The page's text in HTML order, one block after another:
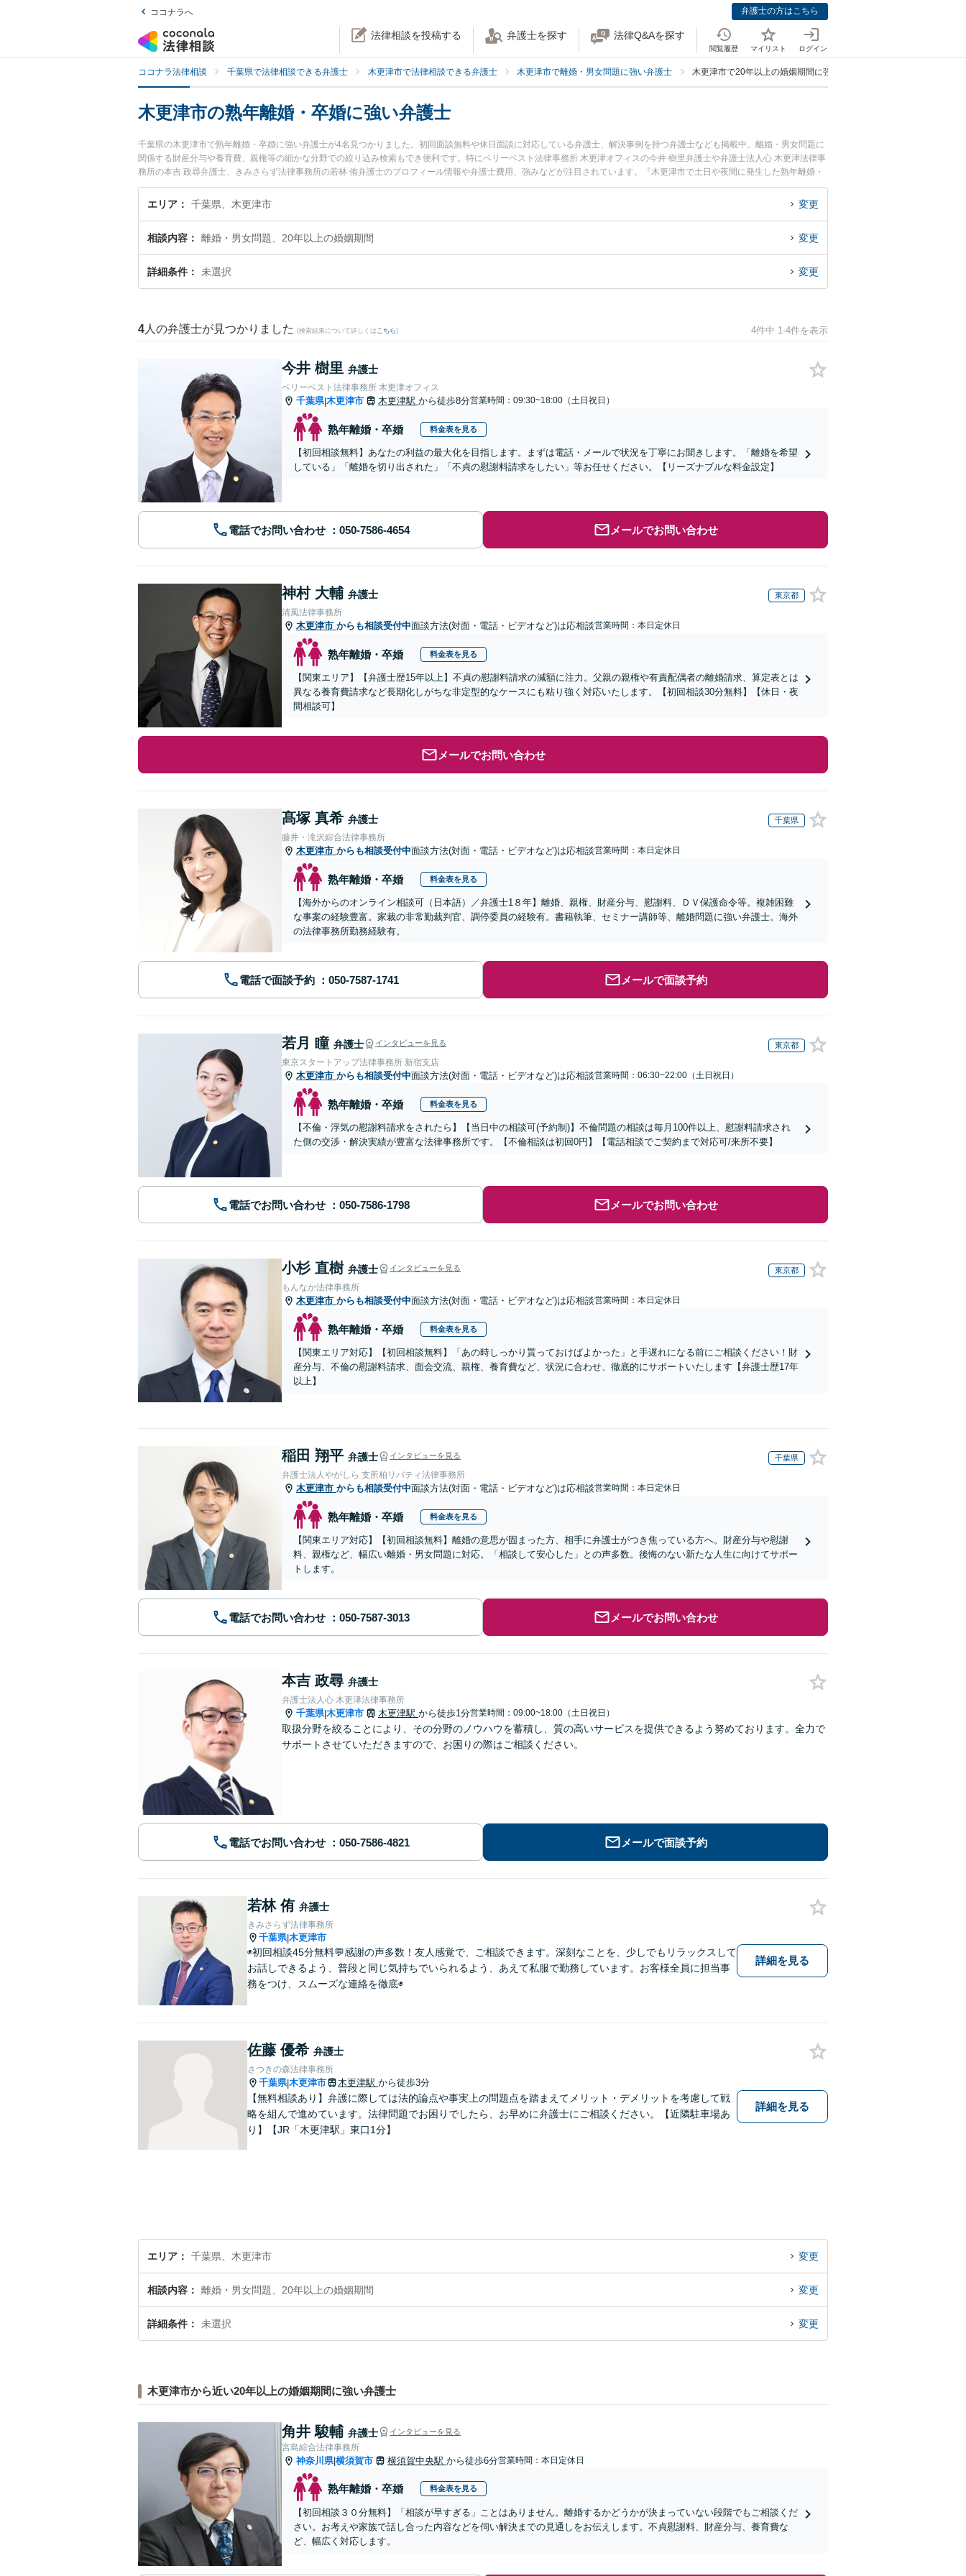
ココナラへ 弁護士の方はこちら
法律相談を投稿する 弁護士を探す 法律Q&Aを探す
閲覧履歴 マイリスト ログイン
ココナラ法律相談 千葉県で法律相談できる弁護士 木更津市で法律相談できる弁護士 木更津市で離婚・男女問題に強い弁護士 木更津市で20年以上の婚姻期間に強い弁護士
木更津市の熟年離婚・卒婚に強い弁護士
千葉県の木更津市で熟年離婚・卒婚に強い弁護士が4名見つかりました。初回面談無料や休日面談に対応している弁護士、解決事例を持つ弁護士なども掲載中。離婚・男女問題に
関係する財産分与や養育費、親権等の細かな分野での絞り込み検索もでき便利です。特にベリーベスト法律事務所 木更津オフィスの今井 樹里弁護士や弁護士法人心 木更津法律事
務所の本吉 政尋弁護士、きみさらず法律事務所の若林 侑弁護士のプロフィール情報や弁護士費用、強みなどが注目されています。『木更津市で土日や夜間に発生した熟年離婚・
卒婚のトラブルを今すぐに弁護士に相談したい』『熟年離婚・卒婚のトラブル解決の実績豊富な近くの弁護士を検索したい』『初回相談無料で熟年離婚・卒婚を法律相談できる木
更津市内の弁護士に相談予約したい』などでお困りの相談者さんにおすすめです。
エリア 千葉県、木更津市 変更
相談内容 離婚・男女問題、20年以上の婚姻期間 変更
詳細条件 未選択 変更
4 人の弁護士が見つかりました (検索結果について詳しくは こちら) 4件中 1-4件を表示
今井 樹里 弁護士
ベリーベスト法律事務所 木更津オフィス
千葉県|木更津市 木更津駅 から徒歩8分営業時間：09:30~18:00（土日祝日）
熟年離婚・卒婚 料金表を見る
【初回相談無料】あなたの利益の最大化を目指します。まずは電話・メールで状況を丁寧にお聞きします。「離婚を希望
している」「離婚を切り出された」「不貞の慰謝料請求をしたい」等お任せください。【リーズナブルな料金設定】
電話でお問い合わせ メールでお問い合わせ
神村 大輔 弁護士 東京都
清風法律事務所
木更津市 からも相談受付中面談方法(対面・電話・ビデオなど)は応相談営業時間：本日定休日
熟年離婚・卒婚 料金表を見る
【関東エリア】【弁護士歴15年以上】不貞の慰謝料請求の減額に注力。父親の親権や有責配偶者の離婚請求、算定表とは
異なる養育費請求など長期化しがちな非定型的なケースにも粘り強く対応いたします。【初回相談30分無料】【休日・夜
間相談可】
メールでお問い合わせ
髙塚 真希 弁護士 千葉県
藤井・滝沢綜合法律事務所
木更津市 からも相談受付中面談方法(対面・電話・ビデオなど)は応相談営業時間：本日定休日
熟年離婚・卒婚 料金表を見る
【海外からのオンライン相談可（日本語）／弁護士1８年】離婚、親権、財産分与、慰謝料、ＤＶ保護命令等。複雑困難
な事案の経験豊富。家裁の非常勤裁判官、調停委員の経験有。書籍執筆、セミナー講師等、離婚問題に強い弁護士。海外
の法律事務所勤務経験有。
電話で面談予約 メールで面談予約
若月 瞳 弁護士 インタビューを見る 東京都
東京スタートアップ法律事務所 新宿支店
木更津市 からも相談受付中面談方法(対面・電話・ビデオなど)は応相談営業時間：06:30~22:00（土日祝日）
熟年離婚・卒婚 料金表を見る
【不倫・浮気の慰謝料請求をされたら】【当日中の相談可(予約制)】不倫問題の相談は毎月100件以上、慰謝料請求され
た側の交渉・解決実績が豊富な法律事務所です。【不倫相談は初回0円】【電話相談でご契約まで対応可/来所不要】
電話でお問い合わせ メールでお問い合わせ
小杉 直樹 弁護士 インタビューを見る 東京都
もんなか法律事務所
木更津市 からも相談受付中面談方法(対面・電話・ビデオなど)は応相談営業時間：本日定休日
熟年離婚・卒婚 料金表を見る
【関東エリア対応】【初回相談無料】「あの時しっかり貰っておけばよかった」と手遅れになる前にご相談ください！財
産分与、不倫の慰謝料請求、面会交流、親権、養育費など、状況に合わせ、徹底的にサポートいたします【弁護士歴17年
以上】
稲田 翔平 弁護士 インタビューを見る 千葉県
弁護士法人やがしら 支所柏リバティ法律事務所
木更津市 からも相談受付中面談方法(対面・電話・ビデオなど)は応相談営業時間：本日定休日
熟年離婚・卒婚 料金表を見る
【関東エリア対応】【初回相談無料】離婚の意思が固まった方、相手に弁護士がつき焦っている方へ。財産分与や慰謝
料、親権など、幅広い離婚・男女問題に対応。「相談して安心した」との声多数。後悔のない新たな人生に向けてサポー
トします。
電話でお問い合わせ メールでお問い合わせ
本吉 政尋 弁護士
弁護士法人心 木更津法律事務所
千葉県|木更津市 木更津駅 から徒歩1分営業時間：09:00~18:00（土日祝日）
取扱分野を絞ることにより、その分野のノウハウを蓄積し、質の高いサービスを提供できるよう努めております。全力で
サポートさせていただきますので、お困りの際はご相談ください。
電話でお問い合わせ メールで面談予約
若林 侑 弁護士
きみさらず法律事務所
千葉県|木更津市
◉初回相談45分無料💬感謝の声多数！友人感覚で、ご相談できます。深刻なことを、少しでもリラックスして
お話しできるよう、普段と同じ気持ちでいられるよう、あえて私服で勤務しています。お客様全員に担当事
務をつけ、スムーズな連絡を徹底◉
詳細を見る
佐藤 優希 弁護士
さつきの森法律事務所
千葉県|木更津市 木更津駅 から徒歩3分
【無料相談あり】弁護に際しては法的論点や事実上の問題点を踏まえてメリット・デメリットを考慮して戦
略を組んで進めています。法律問題でお困りでしたら、お早めに弁護士にご相談ください。【近隣駐車場あ
り】【JR「木更津駅」東口1分】
詳細を見る
エリア 千葉県、木更津市 変更
相談内容 離婚・男女問題、20年以上の婚姻期間 変更
詳細条件 未選択 変更
木更津市から近い20年以上の婚姻期間に強い弁護士
角井 駿輔 弁護士 インタビューを見る
宮島綜合法律事務所
神奈川県|横須賀市 横須賀中央駅 から徒歩6分営業時間：本日定休日
熟年離婚・卒婚 料金表を見る
【初回相談３０分無料】「相談が早すぎる」ことはありません。離婚するかどうかが決まっていない段階でもご相談くだ
さい。お考えや家族で話し合った内容などを伺い解決までの見通しをお伝えします。不貞慰謝料、財産分与、養育費な
ど、幅広く対応します。